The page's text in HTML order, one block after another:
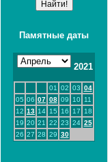
Памятные даты
2021
01 02 03 04
05 06 07 08 09 10
11
12 13 14 15 16 17
18
19 20 21 22 23 24 25
26 27 28 29 30